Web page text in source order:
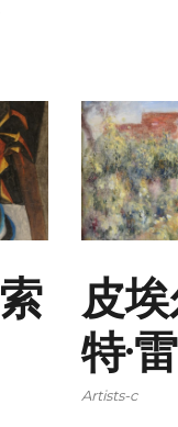
皮埃
特·
Artists-c